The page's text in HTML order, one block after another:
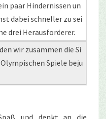
paar Hindernissen un
dabei schneller zu sei
drei Herausforderer.
wir zusammen die Si
Spiele beju